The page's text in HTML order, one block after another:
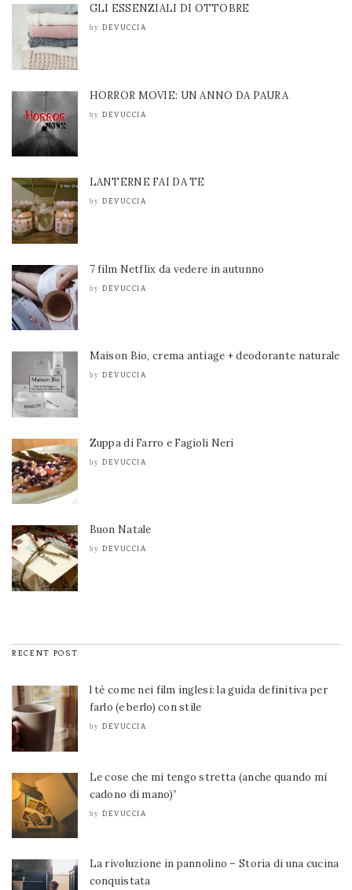
GLI ESSENZIALI DI OTTOBRE
by DEVUCCIA
HORROR MOVIE: UN ANNO DA PAURA
by DEVUCCIA
LANTERNE FAI DA TE
by DEVUCCIA
7 film Netflix da vedere in autunno
by DEVUCCIA
Maison Bio, crema antiage + deodorante naturale
by DEVUCCIA
Zuppa di Farro e Fagioli Neri
by DEVUCCIA
Buon Natale
by DEVUCCIA
RECENT POST
l tè come nei film inglesi: la guida definitiva per
farlo (e berlo) con stile
by DEVUCCIA
Le cose che mi tengo stretta (anche quando mi
cadono di mano)”
by DEVUCCIA
La rivoluzione in pannolino – Storia di una cucina
conquistata